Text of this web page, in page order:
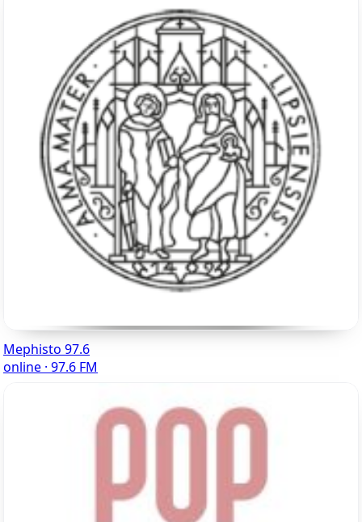
Mephisto 97.6
online · 97.6 FM